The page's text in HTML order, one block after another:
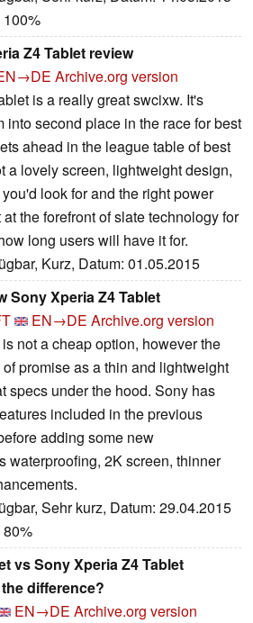
100%
Z4 Tablet review
Archive.org version
is a really great swcixw. It's
into second place in the race for best
ahead in the league table of best
a lovely screen, lightweight design,
look for and the right power
the forefront of slate technology for
long users will have it for.
Kurz, Datum: 01.05.2015
Sony Xperia Z4 Tablet
EN→DE Archive.org version
not a cheap option, however the
promise as a thin and lightweight
specs under the hood. Sony has
included in the previous
adding some new
waterproofing, 2K screen, thinner
Sehr kurz, Datum: 29.04.2015
80%
vs Sony Xperia Z4 Tablet
difference?
EN→DE Archive.org version